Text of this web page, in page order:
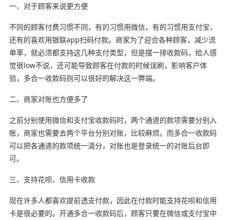
一、对于顾客来说更方便
不同的顾客付费习惯不同，有的习惯用微信，有的习惯用支付宝，
还有的喜欢用银联app扫码付款。商家为了迎合各种顾客，减少流
单率，就必须都支持这几种支付类型，但是摆一排收款码，给人感
觉很low不说，还可能导致顾客在付款的时候误刷，影响客户体
验，多合一收款码则可以很好的解决这一弊端。
二、商家对账也方便多了
之前分别使用微信和支付宝收款码时，两个通道的款项需要分别入
账，商家也需要去两个平台分别对账，比较麻烦。而多合一收款码
可以把各通道的款项统一清分，对账也是登录统一的对账后台即
可。
三、支持花呗、信用卡收款
现在许多人都喜欢提前透支付款，因此在付款时能支持花呗和信用
卡是很必要的。开通多合一收款码后，顾客只要在微信或支付宝中